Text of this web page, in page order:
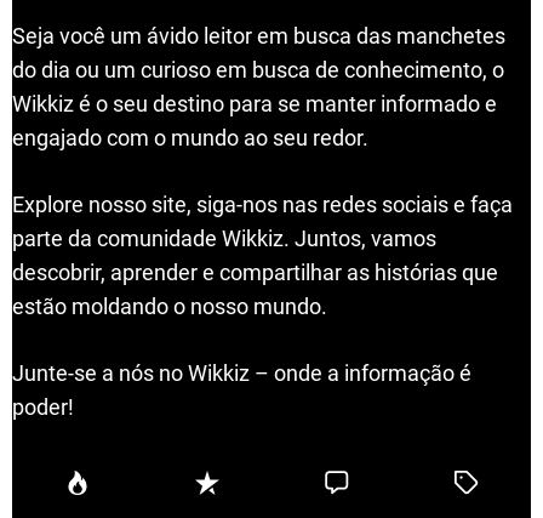
Seja você um ávido leitor em busca das manchetes
do dia ou um curioso em busca de conhecimento, o
Wikkiz é o seu destino para se manter informado e
engajado com o mundo ao seu redor.
Explore nosso site, siga-nos nas redes sociais e faça
parte da comunidade Wikkiz. Juntos, vamos
descobrir, aprender e compartilhar as histórias que
estão moldando o nosso mundo.
Junte-se a nós no Wikkiz – onde a informação é
poder!
P
R
C
T